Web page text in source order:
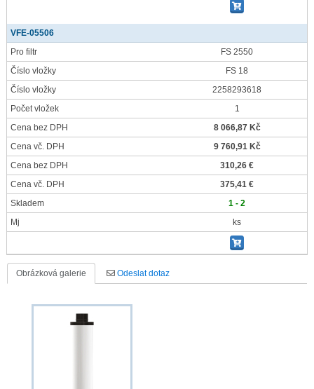
VFE-05506
Pro filtr
FS 2550
Číslo vložky
FS 18
Číslo vložky
2258293618
Počet vložek
1
Cena bez DPH
8 066,87 Kč
Cena vč. DPH
9 760,91 Kč
Cena bez DPH
310,26 €
Cena vč. DPH
375,41 €
Skladem
1 - 2
Mj
ks
Obrázková galerie Odeslat dotaz